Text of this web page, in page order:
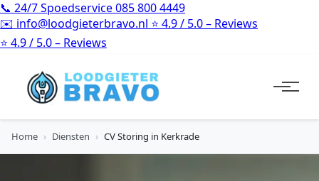
📞 24/7 Spoedservice085 800 4449
✉️ info@loodgieterbravo.nl ⭐ 4.9 / 5.0 – Reviews
⭐ 4.9 / 5.0 – Reviews
Home › Diensten › CV Storing in Kerkrade